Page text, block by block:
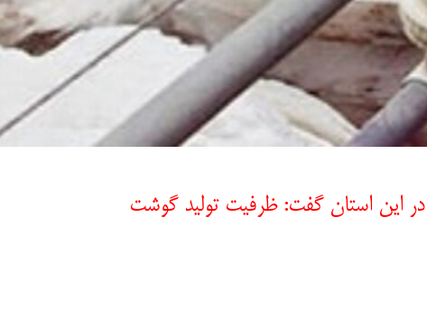
در این استان گفت: ظرفیت تولید گوشت